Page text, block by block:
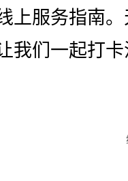
上服务指南
我们一起打